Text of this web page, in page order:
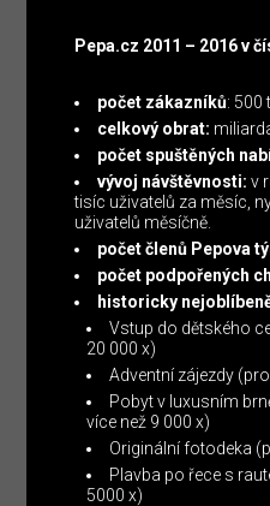
Pepa.cz 2011 – 2016 v
počet zákazníků: 500
celkový obrat:
počet spuštěných
vývoj návštěvnosti:v
tisíc uživatelů za měsíc,
uživatelů měsíčně.
počet členů Pepova
počet podpořených
historicky
Vstup do dětského
20 000 x)
Adventní zájezdy
Pobyt v luxusním
více než 9 000 x)
Originální fotodeka
Plavba po řece s
5000 x)